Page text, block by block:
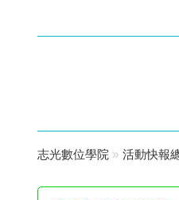
志光數位學院 » 活動快報